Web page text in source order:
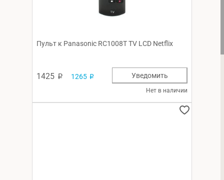
Пульт к Panasonic RC1008T TV LCD Netflix
1425 p 1265 p
Нет в наличии
Уведомить